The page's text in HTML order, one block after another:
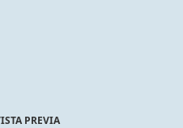
PREVIA